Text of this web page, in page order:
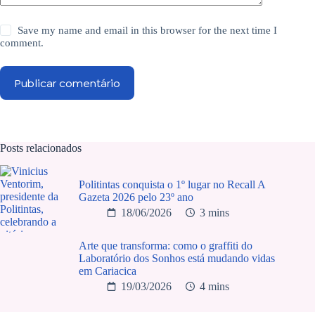
Save my name and email in this browser for the next time I
comment.
Publicar comentário
Posts relacionados
Politintas conquista o 1º lugar no Recall A
Gazeta 2026 pelo 23º ano
18/06/2026
3 mins
Arte que transforma: como o graffiti do
Laboratório dos Sonhos está mudando vidas
em Cariacica
19/03/2026
4 mins